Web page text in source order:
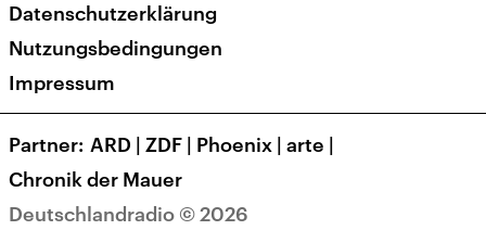
Veranstaltungen
Presse
Karriere
Transparenz
Deutschlandradio © 2026
Datenschutzerklärung
Nutzungsbedingungen
Impressum
Partner ARD | ZDF | Phoenix | arte |
Chronik der Mauer